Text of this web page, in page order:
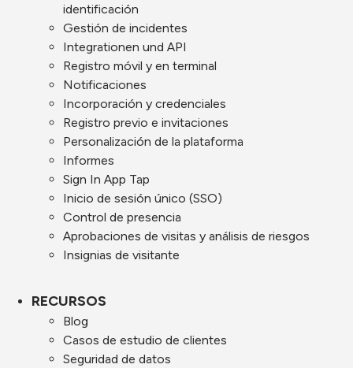
identificación
Gestión de incidentes
Integrationen und API
Registro móvil y en terminal
Notificaciones
Incorporación y credenciales
Registro previo e invitaciones
Personalización de la plataforma
Informes
Sign In App Tap
Inicio de sesión único (SSO)
Control de presencia
Aprobaciones de visitas y análisis de riesgos
Insignias de visitante
RECURSOS
Blog
Casos de estudio de clientes
Seguridad de datos